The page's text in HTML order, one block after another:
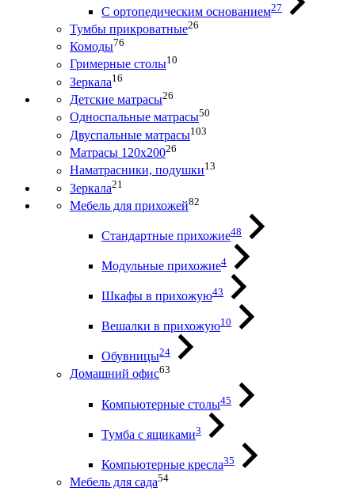
С ортопедическим основанием27
Тумбы прикроватные26
Комоды76
Гримерные столы10
Зеркала16
Детские матрасы26
Односпальные матрасы50
Двуспальные матрасы103
Матрасы 120х20026
Наматрасники, подушки13
Зеркала21
Мебель для прихожей82
Стандартные прихожие48
Модульные прихожие4
Шкафы в прихожую43
Вешалки в прихожую10
Обувницы24
Домашний офис63
Компьютерные столы45
Тумба с ящиками3
Компьютерные кресла35
Мебель для сада54